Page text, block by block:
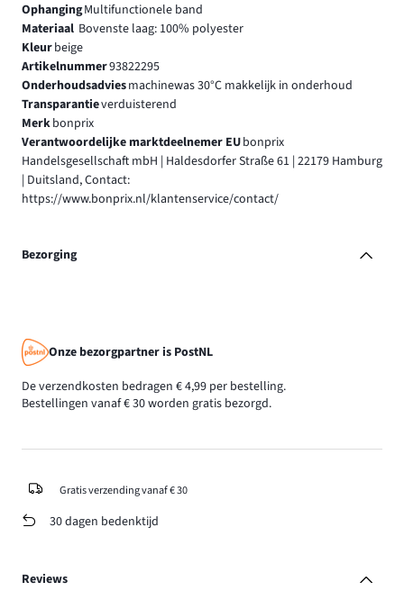
OphangingMultifunctionele band
Materiaal Bovenste laag: 100% polyester
Kleurbeige
Artikelnummer93822295
Onderhoudsadviesmachinewas 30°C makkelijk in onderhoud
Transparantieverduisterend
Merkbonprix
Verantwoordelijke marktdeelnemer EUbonprix
Handelsgesellschaft mbH | Haldesdorfer Straße 61 | 22179 Hamburg
| Duitsland, Contact:
https://www.bonprix.nl/klantenservice/contact/
Bezorging
Onze bezorgpartner is PostNL
De verzendkosten bedragen € 4,99 per bestelling.
Bestellingen vanaf € 30 worden gratis bezorgd.
Gratis verzending vanaf € 30
30 dagen bedenktijd
Reviews